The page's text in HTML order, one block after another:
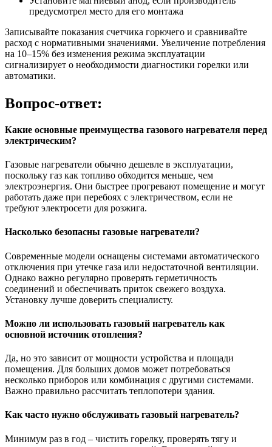
предусмотрел место для его монтажа
Записывайте показания счетчика горючего и сравнивайте
расход с нормативными значениями. Увеличение потребления
на 10–15% без изменения режима эксплуатации
сигнализирует о необходимости диагностики горелки или
автоматики.
Вопрос-ответ:
Какие основные преимущества газового нагревателя перед
электрическим?
Газовые нагреватели обычно дешевле в эксплуатации,
поскольку газ как топливо обходится меньше, чем
электроэнергия. Они быстрее прогревают помещение и могут
работать даже при перебоях с электричеством, если не
требуют электросети для розжига.
Насколько безопасны газовые нагреватели?
Современные модели оснащены системами автоматического
отключения при утечке газа или недостаточной вентиляции.
Однако важно регулярно проверять герметичность
соединений и обеспечивать приток свежего воздуха.
Установку лучше доверить специалисту.
Можно ли использовать газовый нагреватель как
основной источник отопления?
Да, но это зависит от мощности устройства и площади
помещения. Для больших домов может потребоваться
несколько приборов или комбинация с другими системами.
Важно правильно рассчитать теплопотери здания.
Как часто нужно обслуживать газовый нагреватель?
Минимум раз в год – чистить горелку, проверять тягу и